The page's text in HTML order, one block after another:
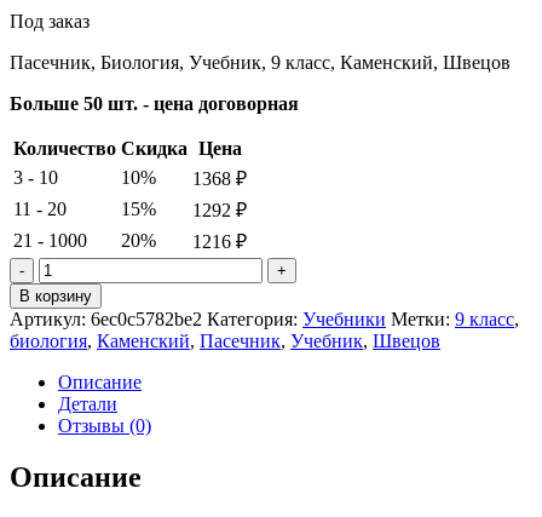
Под заказ
Пасечник, Биология, Учебник, 9 класс, Каменский, Швецов
Больше 50 шт. - цена договорная
Количество Скидка Цена
3 - 10
10% 1368 ₽
11 - 20
15% 1292 ₽
21 - 1000
20% 1216 ₽
Количество
товара
Пасечник.
Биология.
Учебник.
9
класс.
Каменский.
В корзину
Артикул: 6ec0c5782be2 Категория: Учебники Метки: 9 класс,
биология, Каменский, Пасечник, Учебник, Швецов
Описание
Детали
Отзывы (0)
Описание